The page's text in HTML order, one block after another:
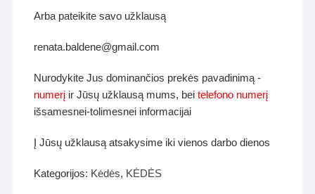
Arba pateikite savo užklausą
renata.baldene@gmail.com
Nurodykite Jus dominančios prekės pavadinimą -
numerį ir Jūsų užklausą mums, beitelefono numerį
išsamesnei-tolimesnei informacijai
Į Jūsų užklausą atsakysime iki vienos darbo dienos
Kategorijos: Kėdės, KĖDĖS